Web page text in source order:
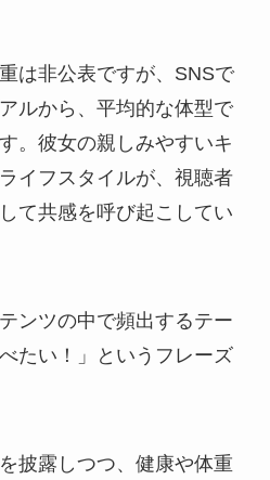
は非公表ですが、SNSで
ルから、平均的な体型で
。彼女の親しみやすいキ
イフスタイルが、視聴者
て共感を呼び起こしてい
ンツの中で頻出するテー
たい！」というフレーズ
披露しつつ、健康や体重